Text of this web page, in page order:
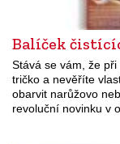
Balíček
Stává se vám, že
tričko a nevěříte
obarvit narůžovo
revoluční novinku v